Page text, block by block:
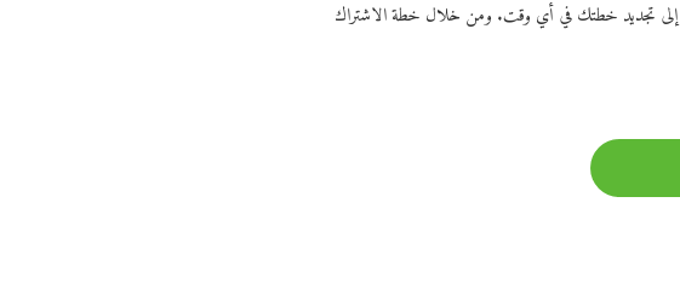
إلى تجديد خطتك في أي وقت. ومن خلال خطة الاشتراك